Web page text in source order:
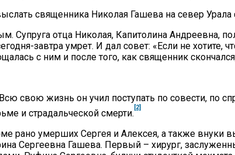
священника Николая Гашева на север Урала
Супруга отца Николая, Капитолина Андреевна,
завтра умрет. И дал совет: «Если не хотите,
с ним и после того, как священник
свою жизнь он учил поступать по совести, по
и страдальческой смерти.
[2]
рано умерших Сергея и Алексея, а также внуки
Сергеевна Гашева. Первый – хирург,